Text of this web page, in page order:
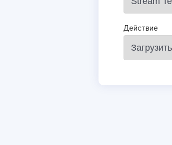
Действие